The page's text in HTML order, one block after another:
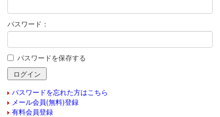
パスワード：
パスワードを保存する
パスワードを忘れた方はこちら
メール会員(無料)登録
有料会員登録